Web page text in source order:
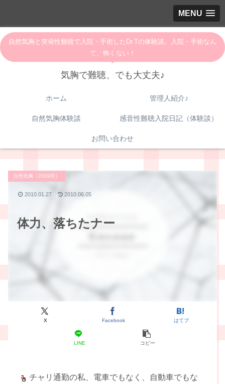
MENU
自然気胸と突発性難聴で入院・手術したDr.Tの体験談。入院・手術なん
て、怖くない！
気胸で難聴、でも大丈夫♪
ホーム 管理人紹介♪
自然気胸体験談 感音性難聴入院日記（体験談）
お問い合わせ
体力、落ちたナー
自然気胸（2009年）
X Facebook はてブ
LINE コピー
2010.01.27 2010.06.05
チャリ通勤の私、電車でもなく、自動車でもな